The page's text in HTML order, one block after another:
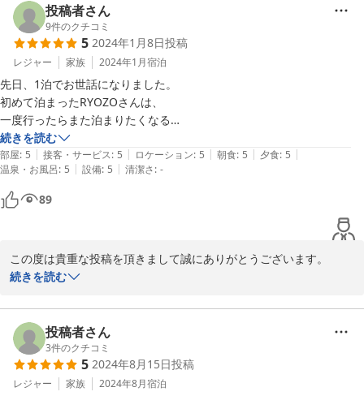
白をベースに茶か黒を貴重としています。40年になりますが代わり
ありません。お食事は季節感のあるお食事をご用意してあります。
私どもはお宿泊中のお客様には煩わしくならないようにしておりま
す。
これからも色々なプランをご用意いたしますのでお越しくださいま
せ。
お待ち申します。
2024-04-06
投稿者さん
9件のクチコミ
5 2024年1月8日投稿
レジャー 家族 2024年1月宿泊
先日、1泊でお世話になりました。
初めて泊まったRYOZOさんは、
一度行ったらまた泊まりたくなる
☆おもてなし精神抜群☆のペンションでした！
朝夜ともに栄養バランスが整っているボリュームたっぷりの
とても美味しいお食事に、
疲れがスーッと抜ける清潔な風呂、
大自然の中でオーナーご家族みなさんの温かいお心遣いにて、快適に過
またRYOZOさんから富士見高原スキー場まで近く、
子供も「またRYOZOさんに泊まりたい！」
「またスキーで遊びたい！」
「キッズスノーパークでソリが楽しかった！」
と言っています（笑）
続きを読む
部屋: 5 | 接客・サービス: 5 | ロケーション: 5 | 朝食: 5 | 夕食: 5 |
温泉・お風呂: 5 | 設備: 5 | 清潔さ: -
89
この度は貴重な投稿を頂きまして誠にありがとうございます。
ただひたすら開業をしてここまで42年もなります。
お褒めに頂きましたお料理は様々なお客様のご要望を頂きながら作
ってまいりました。お肉料理が主体ですが妻がパンのこだわりが強
くこの諏訪地域のパン屋さんをその料理に合わせて注文をしており
ます。
続きを読む
投稿者さん
3件のクチコミ
5 2024年8月15日投稿
レジャー 家族 2024年8月宿泊